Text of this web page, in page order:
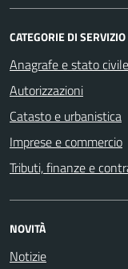
CATEGORIE DI SERVIZIO
Anagrafe e stato civile
Autorizzazioni
Catasto e urbanistica
Imprese e commercio
Tributi, finanze e
NOVITÀ
Notizie